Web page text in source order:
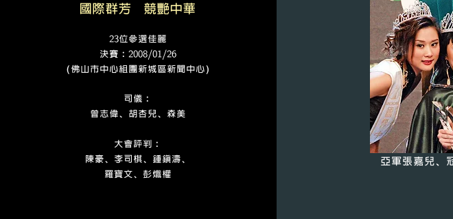
國際群芳 競艷中華
23位參選佳麗
決賽﹕2008/01/26
（佛山市中心組團新城區新聞中心）
司儀﹕
曾志偉、胡杏兒、森美
大會評判﹕
陳豪、李司棋、鍾鎮濤、
羅寶文、彭熾權
亞軍張嘉兒、